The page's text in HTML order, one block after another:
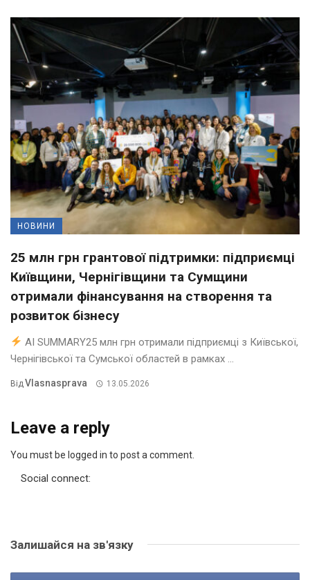
НОВИНИ
25 млн грн грантової підтримки: підприємці
Київщини, Чернігівщини та Сумщини
отримали фінансування на створення та
розвиток бізнесу
AI SUMMARY25 млн грн отримали підприємці з Київської,
Чернігівської та Сумської областей в рамках ...
Від Vlasnasprava 13.05.2026
Leave a reply
You must be logged in to post a comment.
Social connect:
Залишайся на зв'язку